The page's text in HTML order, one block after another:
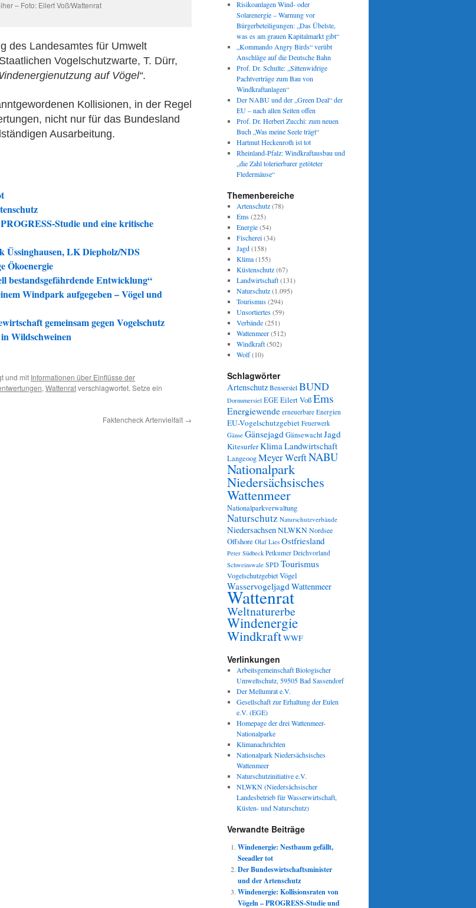
– Foto: Eilert Voß/Wattenrat
des Landesamtes für Umwelt
Vogelschutzwarte, T. Dürr,
auf Vögel“.
Kollisionen, in der Regel
nicht nur für das Bundesland
Ausarbeitung.
Studie und eine kritische
LK Diepholz/NDS
Ökoenergie
bestandsgefährdende Entwicklung“
Windpark aufgegeben – Vögel und
gemeinsam gegen Vogelschutz
Wildschweinen
und mit Informationen über Einflüsse der
, Wattenratverschlagwortet. Setze ein
Faktencheck Artenvielfalt →
Risikoanlagen Wind- oder
Solarenergie – Warnung vor
Bürgerbeteiligungen: „Das Übelste,
was es am grauen Kapitalmarkt gibt“
„Kommando Angry Birds“ verübt
Anschläge auf die Deutsche Bahn
Prof. Dr. Schulte: „Sittenwidrige
Pachtverträge zum Bau von
Windkraftanlagen“
Der NABU und der „Green Deal“ der
EU – nach allen Seiten offen
Prof. Dr. Herbert Zucchi: zum neuen
Buch „Was meine Seele trägt“
Hartmut Heckenroth ist tot
Rheinland-Pfalz: Windkraftausbau und
„die Zahl tolerierbarer getöteter
Fledermäuse“
Themenbereiche
Artenschutz(78)
Ems(225)
Energie(54)
Fischerei(34)
Jagd(158)
Klima(155)
Küstenschutz(67)
Landwirtschaft(131)
Naturschutz(1.095)
Tourismus(294)
Unsortiertes(59)
Verbände(251)
Wattenmeer(512)
Windkraft(502)
Wolf(10)
Schlagwörter
Artenschutz Bensersiel BUND
Dornumersiel EGEEilert VoßEms
Energiewende erneuerbare Energien
EU-Vogelschutzgebiet Feuerwerk
Gänse GänsejagdGänsewachtJagd
KitesurferKlimaLandwirtschaft
LangeoogMeyer WerftNABU
Nationalpark
Niedersächsisches
Wattenmeer
Nationalparkverwaltung
Naturschutz Naturschutzverbände
NiedersachsenNLWKNNordsee
Offshore Olaf Lies Ostfriesland
Peter Südbeck Petkumer Deichvorland
Schweinswale SPDTourismus
VogelschutzgebietVögel
WasservogeljagdWattenmeer
Wattenrat
Weltnaturerbe
Windenergie
WindkraftWWF
Verlinkungen
Arbeitsgemeinschaft Biologischer
Umweltschutz, 59505 Bad Sassendorf
Der Mellumrat e.V.
Gesellschaft zur Erhaltung der Eulen
e.V. (EGE)
Homepage der drei Wattenmeer-
Nationalparke
Klimanachrichten
Nationalpark Niedersächsisches
Wattenmeer
Naturschutzinitiative e.V.
NLWKN (Niedersächsischer
Landesbetrieb für Wasserwirtschaft,
Küsten- und Naturschutz)
Verwandte Beiträge
Windenergie: Nestbaum gefällt,
Seeadler tot
Der Bundeswirtschaftsminister
und der Artenschutz
Windenergie: Kollisionsraten von
Vögeln – PROGRESS-Studie und